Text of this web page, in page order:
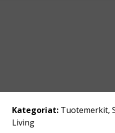
Kategoriat: Tuotemerkit,
Living